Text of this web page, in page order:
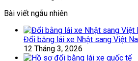
Bài viết ngẫu nhiên
Đổi bằng lái xe Nhật sang Việt
12 Tháng 3, 2026